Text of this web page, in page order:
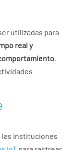
utilizadas para
real y
,
las instituciones